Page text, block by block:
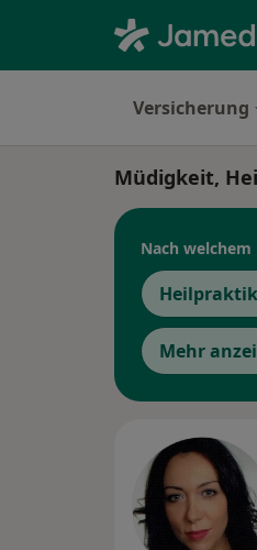
Versicherung
Müdigkeit,
Nach welchem
Mehr